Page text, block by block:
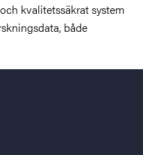
kvalitetssäkrat system
både